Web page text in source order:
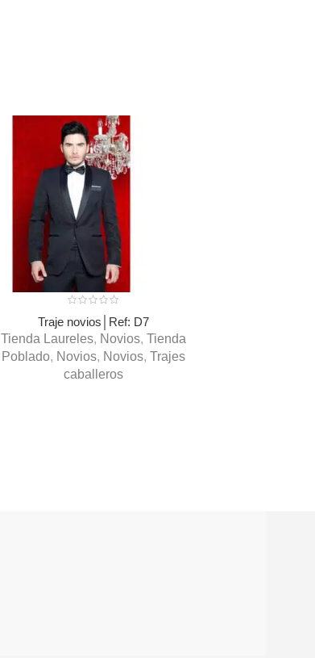
Traje novios│Ref: D7
Tienda Laureles, Novios, Tienda
Poblado, Novios, Novios, Trajes
caballeros